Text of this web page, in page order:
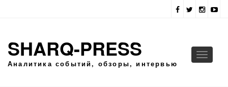
SHARQ-PRESS
Аналитика событий, обзоры, интервью
Toggle